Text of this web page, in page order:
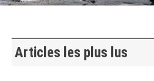
Articles les plus lus